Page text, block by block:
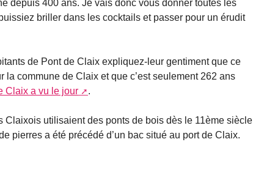
depuis 400 ans. Je vais donc vous donner toutes les
briller dans les cocktails et passer pour un érudit
de Pont de Claix expliquez-leur gentiment que ce
la commune de Claix et que c’est seulement 262 ans
Claix a vu le jour .
Claixois utilisaient des ponts de bois dès le 11ème siècle
pierres a été précédé d’un bac situé au port de Claix.